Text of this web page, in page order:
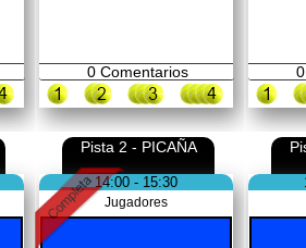
0Comentarios 0
Pista 2 - PICAÑA
14:00 - 15:30
Jugadores